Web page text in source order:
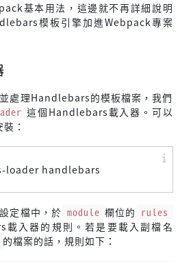
基本用法，這邊就不再詳細說明
模板引擎加進Webpack專案
處理Handlebars的模板檔案，我們
這個Handlebars載入器。可以
：
loader handlebars
設定檔中，於 module 欄位的 rules
入器的規則。若是要載入副檔名
的檔案的話，規則如下：